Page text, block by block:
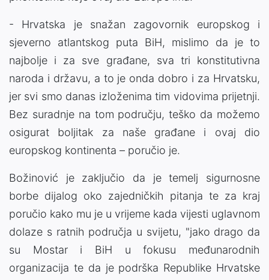
- Hrvatska je snažan zagovornik europskog i
sjeverno atlantskog puta BiH, mislimo da je to
najbolje i za sve građane, sva tri konstitutivna
naroda i državu, a to je onda dobro i za Hrvatsku,
jer svi smo danas izloženima tim vidovima prijetnji.
Bez suradnje na tom području, teško da možemo
osigurat boljitak za naše građane i ovaj dio
europskog kontinenta – poručio je.
Božinović je zaključio da je temelj sigurnosne
borbe dijalog oko zajedničkih pitanja te za kraj
poručio kako mu je u vrijeme kada vijesti uglavnom
dolaze s ratnih područja u svijetu, "jako drago da
su Mostar i BiH u fokusu međunarodnih
organizacija te da je podrška Republike Hrvatske